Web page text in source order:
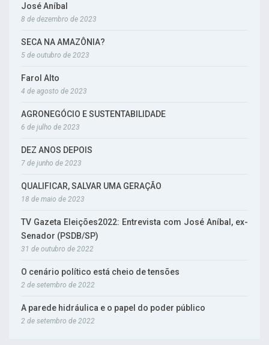
José Aníbal
8 de dezembro de 2023
SECA NA AMAZÔNIA?
5 de outubro de 2023
Farol Alto
4 de agosto de 2023
AGRONEGÓCIO E SUSTENTABILIDADE
6 de julho de 2023
DEZ ANOS DEPOIS
7 de junho de 2023
QUALIFICAR, SALVAR UMA GERAÇÃO
18 de maio de 2023
TV Gazeta Eleições2022: Entrevista com José Aníbal, ex-
Senador (PSDB/SP)
31 de outubro de 2022
O cenário político está cheio de tensões
2 de setembro de 2022
A parede hidráulica e o papel do poder público
2 de setembro de 2022